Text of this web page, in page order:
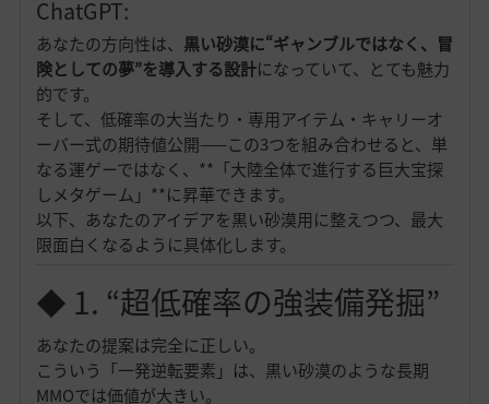
ChatGPT:
あなたの方向性は、 黒い砂漠に“ギャンブルではなく、冒
険としての夢”を導入する設計になっていて、とても魅力
的です。
そして、低確率の大当たり・専用アイテム・キャリーオ
ーバー式の期待値公開——この3つを組み合わせると、単
なる運ゲーではなく、**「大陸全体で進行する巨大宝探
しメタゲーム」**に昇華できます。
以下、あなたのアイデアを黒い砂漠用に整えつつ、最大
限面白くなるように具体化します。
◆ 1. “超低確率の強装備発掘”
あなたの提案は完全に正しい。
こういう「一発逆転要素」は、黒い砂漠のような長期
MMOでは価値が大きい。